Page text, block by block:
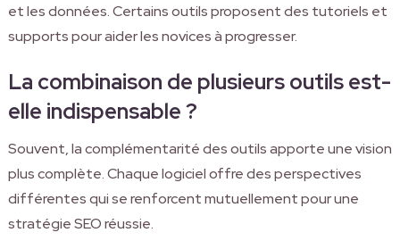
et les données. Certains outils proposent des tutoriels et
supports pour aider les novices à progresser.
La combinaison de plusieurs outils est-
elle indispensable ?
Souvent, la complémentarité des outils apporte une vision
plus complète. Chaque logiciel offre des perspectives
différentes qui se renforcent mutuellement pour une
stratégie SEO réussie.